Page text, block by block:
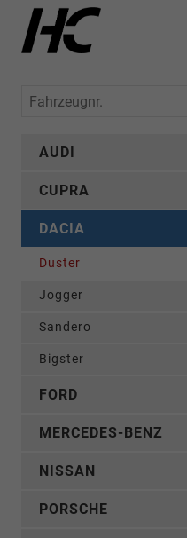
Fahrzeugnr.
AUDI
CUPRA
DACIA
Duster
Jogger
Sandero
Bigster
FORD
MERCEDES-BENZ
NISSAN
PORSCHE